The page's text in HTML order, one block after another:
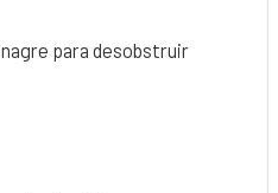
para desobstruir